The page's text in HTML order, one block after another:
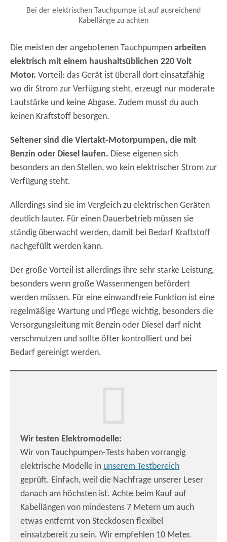
Bei der elektrischen Tauchpumpe ist auf ausreichend
Kabellänge zu achten
Die meisten der angebotenen Tauchpumpen arbeiten
elektrisch mit einem haushaltsüblichen 220 Volt
Motor. Vorteil: das Gerät ist überall dort einsatzfähig
wo dir Strom zur Verfügung steht, erzeugt nur moderate
Lautstärke und keine Abgase. Zudem musst du auch
keinen Kraftstoff besorgen.
Seltener sind die Viertakt-Motorpumpen, die mit
Benzin oder Diesel laufen. Diese eigenen sich
besonders an den Stellen, wo kein elektrischer Strom zur
Verfügung steht.
Allerdings sind sie im Vergleich zu elektrischen Geräten
deutlich lauter. Für einen Dauerbetrieb müssen sie
ständig überwacht werden, damit bei Bedarf Kraftstoff
nachgefüllt werden kann.
Der große Vorteil ist allerdings ihre sehr starke Leistung,
besonders wenn große Wassermengen befördert
werden müssen. Für eine einwandfreie Funktion ist eine
regelmäßige Wartung und Pflege wichtig, besonders die
Versorgungsleitung mit Benzin oder Diesel darf nicht
verschmutzen und sollte öfter kontrolliert und bei
Bedarf gereinigt werden.
Wir testen Elektromodelle:
Wir von Tauchpumpen-Tests haben vorrangig
elektrische Modelle in unserem Testbereich
geprüft. Einfach, weil die Nachfrage unserer Leser
danach am höchsten ist. Achte beim Kauf auf
Kabellängen von mindestens 7 Metern um auch
etwas entfernt von Steckdosen flexibel
einsatzbereit zu sein. Wir empfehlen 10 Meter.